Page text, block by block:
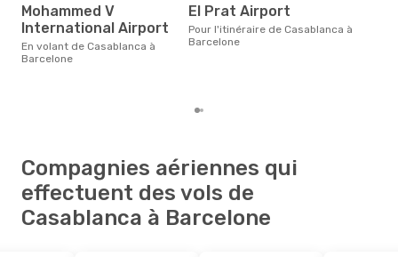
Mohammed V
International Airport
En volant de Casablanca à
Barcelone
El Prat Airport
Pour l'itinéraire de Casablanca à
Barcelone
Compagnies aériennes qui
effectuent des vols de
Casablanca à Barcelone